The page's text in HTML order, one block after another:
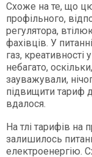
Схоже на те, що
профільного,
регулятора,
фахівців. У
газ, креативності
небагато,
зауважували,
підвищити тариф
вдалося.
На тлі тарифів на
залишилось
електроенергію.